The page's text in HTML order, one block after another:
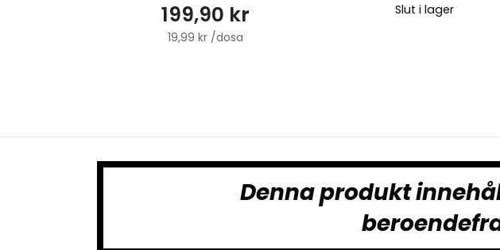
199,90 kr
19,99 kr /dosa
Slut i lager
Denna produkt